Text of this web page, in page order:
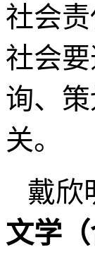
社会
社会
询、
关。
戴欣
文学